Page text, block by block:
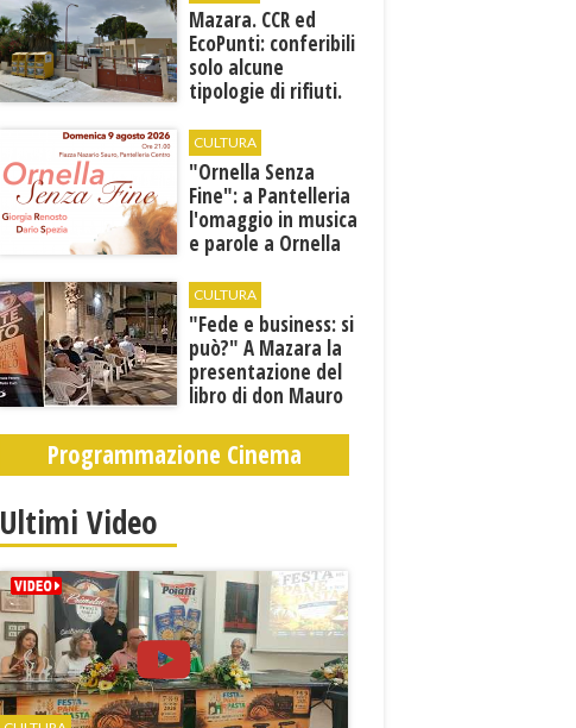
Mazara. CCR ed
EcoPunti: conferibili
solo alcune
tipologie di rifiuti.
orari estivi
CULTURA
​"Ornella Senza
Fine": a Pantelleria
l'omaggio in musica
e parole a Ornella
CULTURA
"Fede e business: si
può?" A Mazara la
presentazione del
libro di don Mauro
volte tanto”
Programmazione Cinema
Ultimi Video